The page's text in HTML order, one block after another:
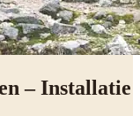
– Installatie